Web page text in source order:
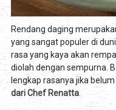
Rendang daging
yang sangat populer di
rasa yang kaya akan
diolah dengan sempurna.
lengkap rasanya jika
dari Chef Renatta.